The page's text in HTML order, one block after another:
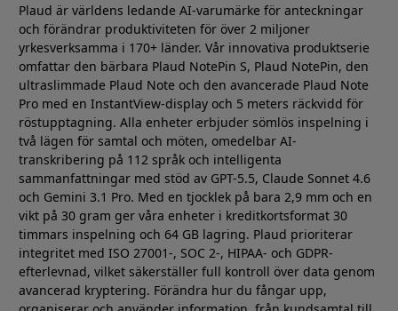
Plaud är världens ledande AI-varumärke för anteckningar
och förändrar produktiviteten för över 2 miljoner
yrkesverksamma i 170+ länder. Vår innovativa produktserie
omfattar den bärbara Plaud NotePin S, Plaud NotePin, den
ultraslimmade Plaud Note och den avancerade Plaud Note
Pro med en InstantView-display och 5 meters räckvidd för
röstupptagning. Alla enheter erbjuder sömlös inspelning i
två lägen för samtal och möten, omedelbar AI-
transkribering på 112 språk och intelligenta
sammanfattningar med stöd av GPT-5.5, Claude Sonnet 4.6
och Gemini 3.1 Pro. Med en tjocklek på bara 2,9 mm och en
vikt på 30 gram ger våra enheter i kreditkortsformat 30
timmars inspelning och 64 GB lagring. Plaud prioriterar
integritet med ISO 27001-, SOC 2-, HIPAA- och GDPR-
efterlevnad, vilket säkerställer full kontroll över data genom
avancerad kryptering. Förändra hur du fångar upp,